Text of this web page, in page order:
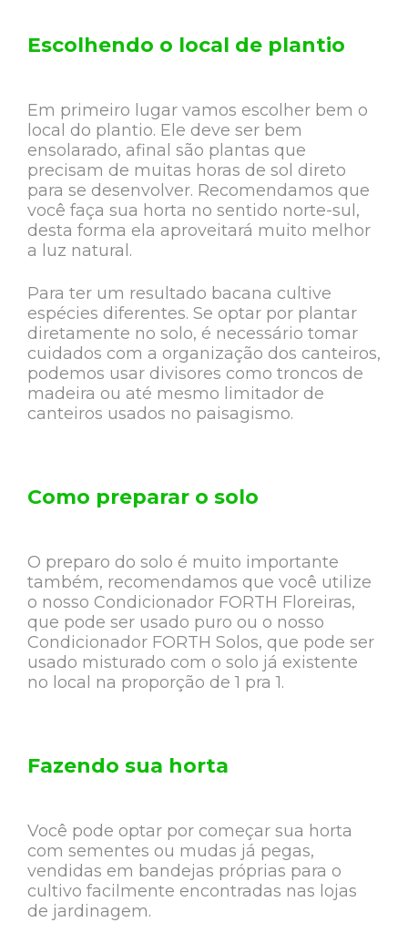
Escolhendo o local de plantio
Em primeiro lugar vamos escolher bem o
local do plantio. Ele deve ser bem
ensolarado, afinal são plantas que
precisam de muitas horas de sol direto
para se desenvolver. Recomendamos que
você faça sua horta no sentido norte-sul,
desta forma ela aproveitará muito melhor
a luz natural.
Para ter um resultado bacana cultive
espécies diferentes. Se optar por plantar
diretamente no solo, é necessário tomar
cuidados com a organização dos canteiros,
podemos usar divisores como troncos de
madeira ou até mesmo limitador de
canteiros usados no paisagismo.
Como preparar o solo
O preparo do solo é muito importante
também, recomendamos que você utilize
o nosso Condicionador FORTH Floreiras,
que pode ser usado puro ou o nosso
Condicionador FORTH Solos, que pode ser
usado misturado com o solo já existente
no local na proporção de 1 pra 1.
Fazendo sua horta
Você pode optar por começar sua horta
com sementes ou mudas já pegas,
vendidas em bandejas próprias para o
cultivo facilmente encontradas nas lojas
de jardinagem.